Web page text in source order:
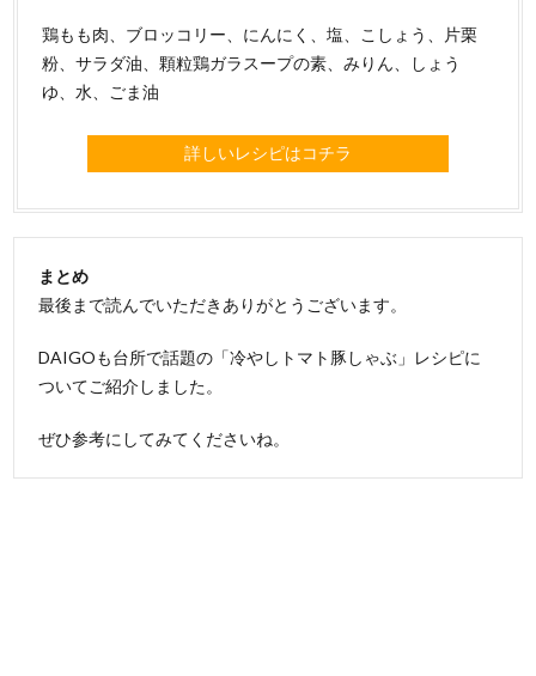
鶏もも肉、ブロッコリー、にんにく、塩、こしょう、片栗
粉、サラダ油、顆粒鶏ガラスープの素、みりん、しょう
ゆ、水、ごま油
詳しいレシピはコチラ
まとめ
最後まで読んでいただきありがとうございます。
DAIGOも台所で話題の「冷やしトマト豚しゃぶ」レシピに
ついてご紹介しました。
ぜひ参考にしてみてくださいね。